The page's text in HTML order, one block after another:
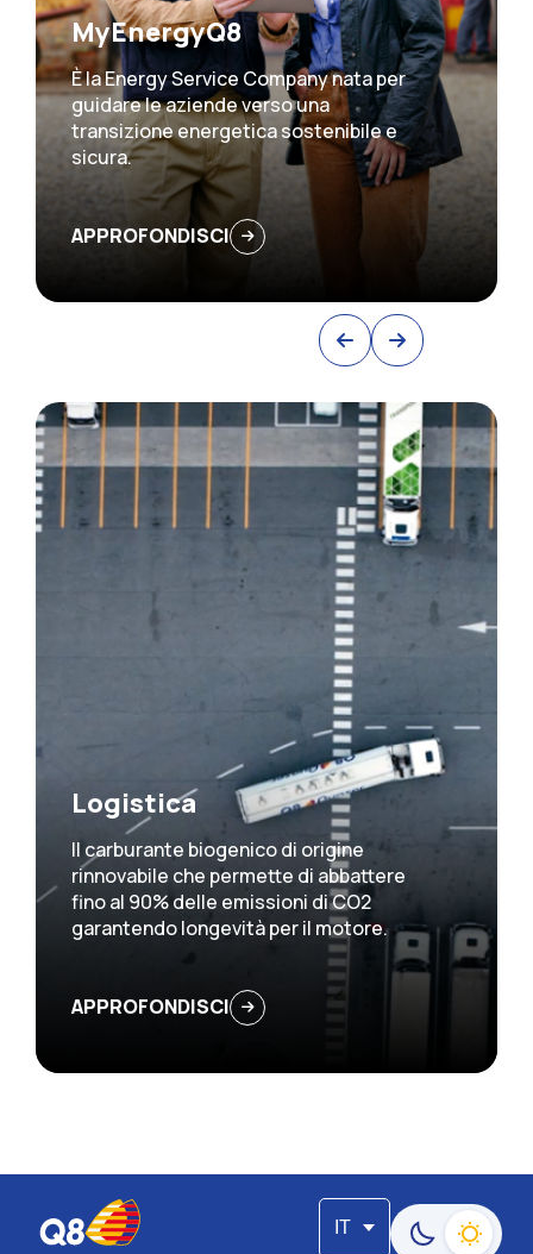
MyEnergyQ8
È la Energy Service Company nata per
guidare le aziende verso una
transizione energetica sostenibile e
sicura.
APPROFONDISCI
Logistica
Il carburante biogenico di origine
rinnovabile che permette di abbattere
fino al 90% delle emissioni di CO2
garantendo longevità per il motore.
APPROFONDISCI
IT
Passa alla